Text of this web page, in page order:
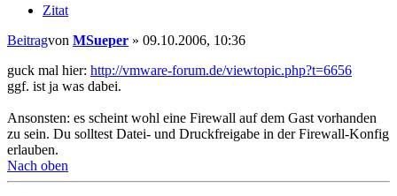
Zitat
Beitragvon MSueper » 09.10.2006, 10:36
guck mal hier: http://vmware-forum.de/viewtopic.php?t=6656
ggf. ist ja was dabei.
Ansonsten: es scheint wohl eine Firewall auf dem Gast vorhanden
zu sein. Du solltest Datei- und Druckfreigabe in der Firewall-Konfig
erlauben.
Nach oben